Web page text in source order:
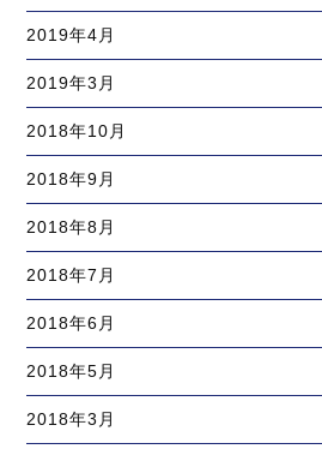
2019年4月
2019年3月
2018年10月
2018年9月
2018年8月
2018年7月
2018年6月
2018年5月
2018年3月